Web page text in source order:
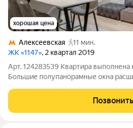
хорошая цена
Алексеевская
11 мин.
ЖК «1147», 2 квартал 2019
Арт. 124283539 Квартира
Большие полупанорамные окна
(посудомоечная машина, стиральная
дизайнерская вытяжка Elica, варочная
Позвонить